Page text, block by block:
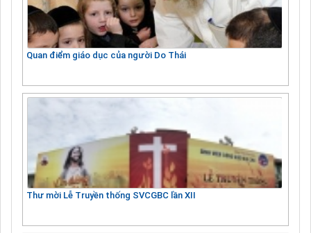
Quan điểm giáo dục của người Do Thái
Thư mời Lễ Truyền thống SVCGBC lần XII